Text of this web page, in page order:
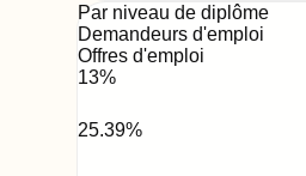
Par niveau de diplôme
Demandeurs d'emploi
Offres d'emploi
13%
25.39%